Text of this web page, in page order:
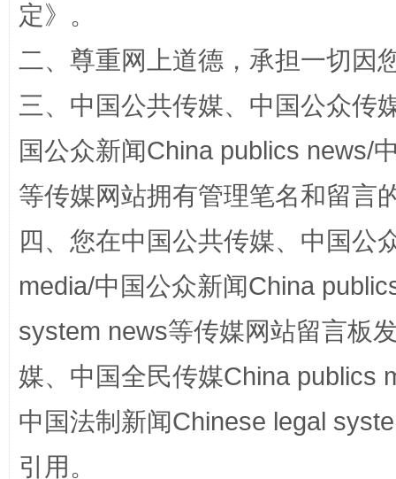
定》。
二、尊重网上道德，承担一切因
三、中国公共传媒、中国公众传
国公众新闻China publics news/
等传媒网站拥有管理笔名和留言
四、您在中国公共传媒、中国公
media/中国公众新闻China
system news等传媒网站留言板
媒、中国全民传媒China publics
中国法制新闻Chinese legal
引用。